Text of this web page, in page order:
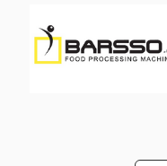
Vytváření krémů z
papriková pasta,